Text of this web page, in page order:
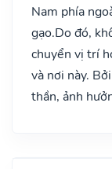
Nam phía
gạo.Do đó,
chuyển vị trí
và nơi này.
thần, ảnh